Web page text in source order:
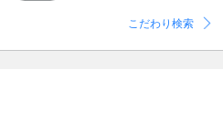
こだわり検索